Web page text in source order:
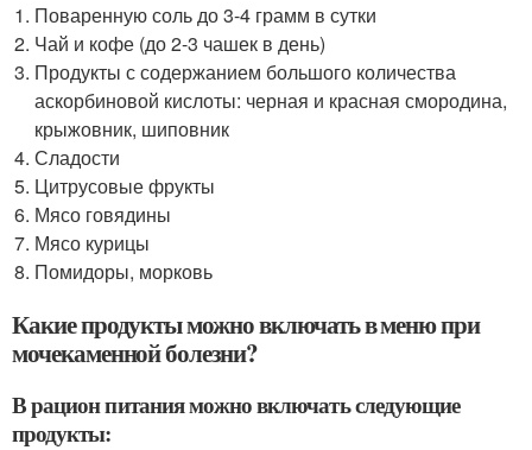
Поваренную соль до 3-4 грамм в сутки
Чай и кофе (до 2-3 чашек в день)
Продукты с содержанием большого количества
аскорбиновой кислоты: черная и красная смородина,
крыжовник, шиповник
Сладости
Цитрусовые фрукты
Мясо говядины
Мясо курицы
Помидоры, морковь
Какие продукты можно включать в меню при
мочекаменной болезни?
В рацион питания можно включать следующие
продукты: